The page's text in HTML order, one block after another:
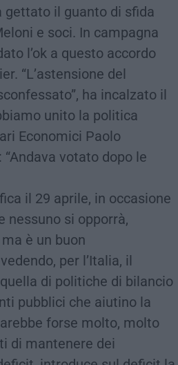
gettato il guanto di sfida
e soci. In campagna
l’ok a questo accordo
“L’astensione del
ha incalzato il
unito la politica
Economici Paolo
votato dopo le
il 29 aprile, in occasione
nessuno si opporrà,
è un buon
per l’Italia, il
di politiche di bilancio
pubblici che aiutino la
forse molto, molto
di mantenere dei